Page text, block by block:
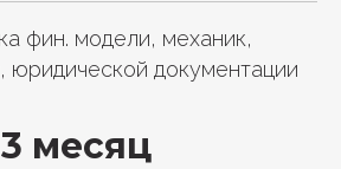
фин. модели, механик,
юридической документации
3 месяц